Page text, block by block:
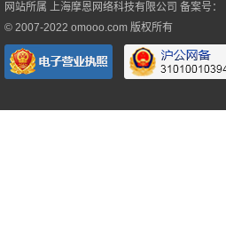
网站所属 上海摩恩网络科技有限公司 备案号：
© 2007-2022 omooo.com 版权所有